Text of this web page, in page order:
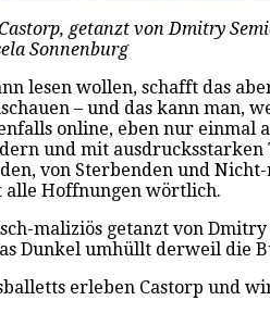
getanzt von Dmitry
Sonnenburg
lesen wollen, schafft das
– und das kann man,
online, eben nur einmal
und mit ausdrucksstarken
von Sterbenden und
alle Hoffnungen wörtlich.
maliziös getanzt von
Dunkel umhüllt derweil die
erleben Castorp und